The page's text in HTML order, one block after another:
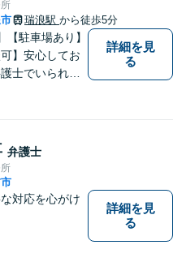
ださい。
瑞浪駅 から徒歩5分
【駐車場あり】
可】安心してお
士でいられる
解決ができる
たいと考えて
詳細を見
る
弁護士
対応を心がけ
詳細を見
る